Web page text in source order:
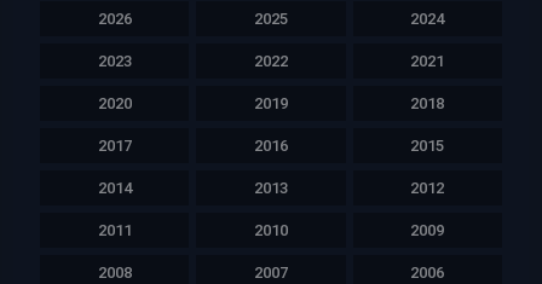
2026 2025 2024
2023 2022 2021
2020 2019 2018
2017 2016 2015
2014 2013 2012
2011 2010 2009
2008 2007 2006